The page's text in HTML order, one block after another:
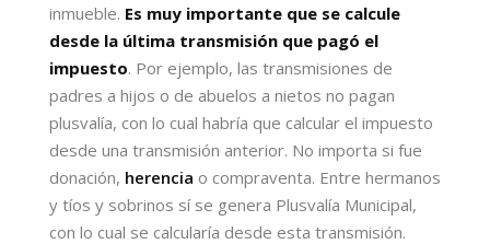
inmueble. Es muy importante que se calcule
desde la última transmisión que pagó el
impuesto. Por ejemplo, las transmisiones de
padres a hijos o de abuelos a nietos no pagan
plusvalía, con lo cual habría que calcular el impuesto
desde una transmisión anterior. No importa si fue
donación, herencia o compraventa. Entre hermanos
y tíos y sobrinos sí se genera Plusvalía Municipal,
con lo cual se calcularía desde esta transmisión.